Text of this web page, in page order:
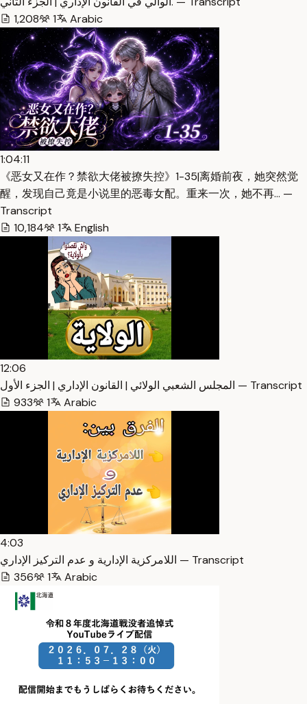
1,208
1 Arabic
1:04:11
《恶女又在作？禁欲大佬被撩失控》1-35|离婚前夜，她突然觉
醒，发现自己竟是小说里的恶毒女配。重来一次，她不再… —
Transcript
10,184
1 English
12:06
المجلس الشعبي الولائي | القانون الإداري | الجزء الأول — Transcript
933
1 Arabic
4:03
اللامركزية الإدارية و عدم التركيز الإداري — Transcript
356
1 Arabic